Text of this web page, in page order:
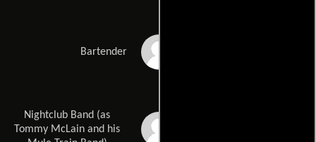
Bartender
Nightclub Band (as
Tommy McLain and his